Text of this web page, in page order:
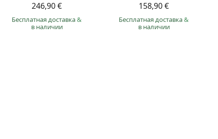
246,90 €
Бесплатная доставка&
в наличии
158,90 €
Бесплатная доставка&
в наличии